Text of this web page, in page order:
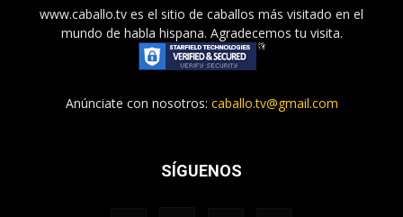
www.caballo.tv es el sitio de caballos más visitado en el
mundo de habla hispana. Agradecemos tu visita.
Anúnciate con nosotros: caballo.tv@gmail.com
SÍGUENOS